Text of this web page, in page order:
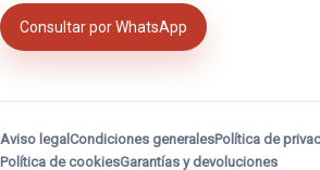
Consultar por WhatsApp
Aviso legal Condiciones generalesPolítica de
Política de cookiesGarantías y devoluciones